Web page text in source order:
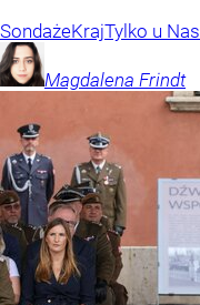
SondażeKrajTylko u Nas
Magdalena Frindt